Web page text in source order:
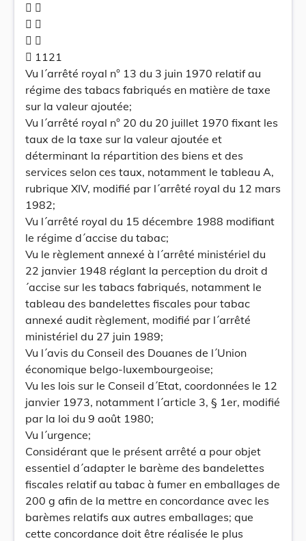
 
 
 
 1121
Vu l´arrêté royal n° 13 du 3 juin 1970 relatif au
régime des tabacs fabriqués en matière de taxe
sur la valeur ajoutée;
Vu l´arrêté royal n° 20 du 20 juillet 1970 fixant les
taux de la taxe sur la valeur ajoutée et
déterminant la répartition des biens et des
services selon ces taux, notamment le tableau A,
rubrique XIV, modifié par l´arrêté royal du 12 mars
1982;
Vu l´arrêté royal du 15 décembre 1988 modifiant
le régime d´accise du tabac;
Vu le règlement annexé à l´arrêté ministériel du
22 janvier 1948 réglant la perception du droit d
´accise sur les tabacs fabriqués, notamment le
tableau des bandelettes fiscales pour tabac
annexé audit règlement, modifié par l´arrêté
ministériel du 27 juin 1989;
Vu l´avis du Conseil des Douanes de l´Union
économique belgo-luxembourgeoise;
Vu les lois sur le Conseil d´Etat, coordonnées le 12
janvier 1973, notamment l´article 3, § 1er, modifié
par la loi du 9 août 1980;
Vu l´urgence;
Considérant que le présent arrêté a pour objet
essentiel d´adapter le barème des bandelettes
fiscales relatif au tabac à fumer en emballages de
200 g afin de la mettre en concordance avec les
barèmes relatifs aux autres emballages; que
cette concordance doit être réalisée le plus